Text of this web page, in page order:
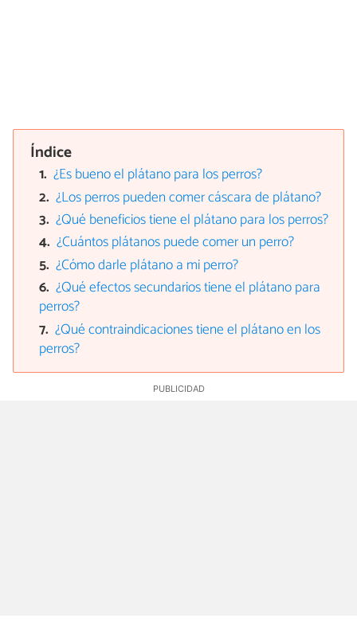
Índice
¿Es bueno el plátano para los perros?
¿Los perros pueden comer cáscara de plátano?
¿Qué beneficios tiene el plátano para los perros?
¿Cuántos plátanos puede comer un perro?
¿Cómo darle plátano a mi perro?
¿Qué efectos secundarios tiene el plátano para
perros?
¿Qué contraindicaciones tiene el plátano en los
perros?